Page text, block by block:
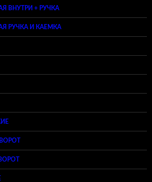
ВНУТРИ + РУЧКА
РУЧКА И КАЕМКА